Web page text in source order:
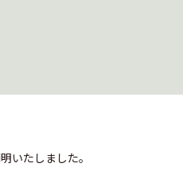
いたしました。